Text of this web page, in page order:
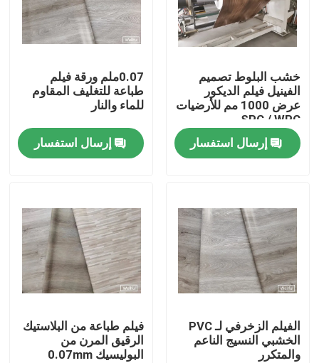
About Us
Factory Tour
Quality Control
Request A Quote
فيلم ديكور PVC
فيلم مغلفة PVC
خشب البلوط تصميم
الفينيل فيلم الديكور
عرض 1000 مم للأرضيات
SPC / WPC
إرسال استفسار
0.07ملم ورقة فيلم
طباعة للتغليف المقاوم
للماء والنار
إرسال استفسار
الفيلم الزخرفي لـ PVC
الخشبي النسيج الناعم
والمتكرر
فيلم طباعة من البلاستيك
الرقيق المرن من
البوليسيك 0.07mm